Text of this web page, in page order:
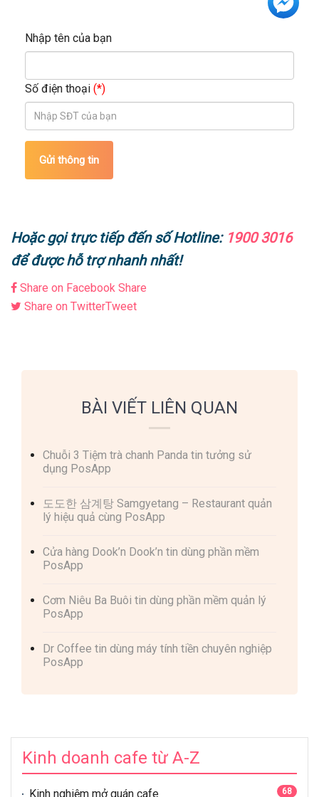
Nhập tên của bạn
Số điện thoại (*)
Gửi thông tin
Hoặc gọi trực tiếp đến số Hotline: 1900 3016
để được hỗ trợ nhanh nhất!
Share on Facebook Share
Share on TwitterTweet
BÀI VIẾT LIÊN QUAN
Chuỗi 3 Tiệm trà chanh Panda tin tưởng sử
dụng PosApp
도도한 삼계탕 Samgyetang – Restaurant quản
lý hiệu quả cùng PosApp
Cửa hàng Dook’n Dook’n tin dùng phần mềm
PosApp
Cơm Niêu Ba Buôi tin dùng phần mềm quản lý
PosApp
Dr Coffee tin dùng máy tính tiền chuyên nghiệp
PosApp
Kinh doanh cafe từ A-Z
Kinh nghiệm mở quán cafe 68